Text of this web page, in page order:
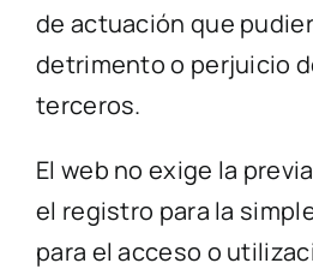
de actuación que
detrimento o perjuicio
terceros.
El web no exige la
el registro para la
para el acceso o